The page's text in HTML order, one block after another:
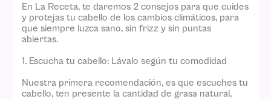
En La Receta, te daremos 2 consejos para que cuides
y protejas tu cabello de los cambios climáticos, para
que siempre luzca sano, sin frizz y sin puntas
abiertas.
1. Escucha tu cabello: Lávalo según tu comodidad
Nuestra primera recomendación, es que escuches tu
cabello, ten presente la cantidad de grasa natural,